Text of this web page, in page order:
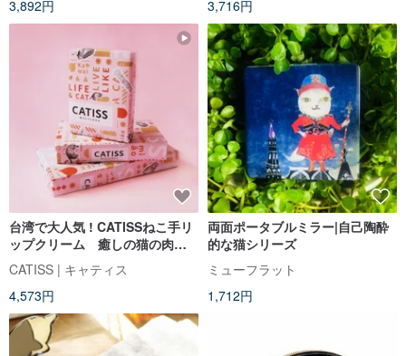
3,892円
3,716円
台湾で大人気 ! CATISSねこ手リ
ップクリーム 癒しの猫の肉球
デザイン&保湿 ( 白ねこ/無香料 )
CATISS | キャティス
4,573円
両面ポータブルミラー|自己陶酔
的な猫シリーズ
ミューフラット
1,712円